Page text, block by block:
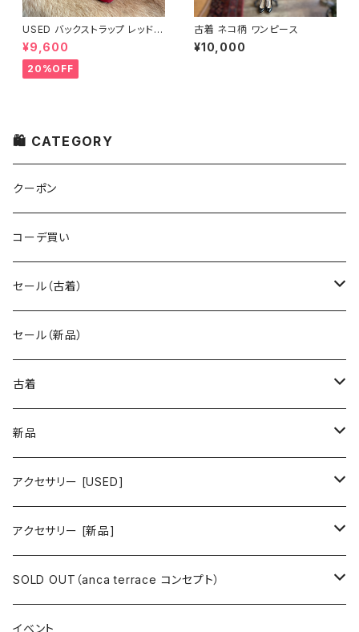
USED バックストラップ レッド
パンプス
¥9,600
20%OFF
古着 ネコ柄 ワンピース
¥10,000
🛍 CATEGORY
クーポン
コーデ買い
セール（古着）
古着 秋冬コレクション
古着 春夏コレクション
セール（新品）
古着
ワンピース/ドレス
ワンピース
ミニワンピース
トップス
シャツ・ブラウス
ニット
ボトムス
スカート
パンツ
アウター
ジャケット
インナー
新品
ワンピース/ドレス
ワンピース
ミニワンピース
トップス
シャツ・ブラウス
オーバーサイズシャツ
ボトムス
スカート
アウター
アクセサリー [USED]
ピアス
イヤリング
イヤーカフ
アクセサリー [新品]
ピアス
イヤリング
SOLD OUT（anca terrace コンセプト）
コーデ買い
イベント